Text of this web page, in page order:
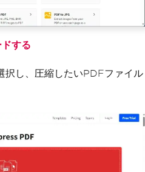
する
し、圧縮したいPDFファイル